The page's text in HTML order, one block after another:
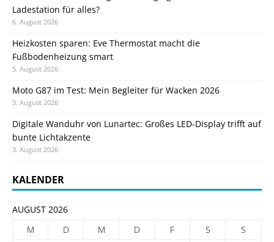
Ladestation für alles?
6. August 2026
Heizkosten sparen: Eve Thermostat macht die
Fußbodenheizung smart
5. August 2026
Moto G87 im Test: Mein Begleiter für Wacken 2026
3. August 2026
Digitale Wanduhr von Lunartec: Großes LED-Display trifft auf
bunte Lichtakzente
3. August 2026
KALENDER
AUGUST 2026
M
D M D F S
S